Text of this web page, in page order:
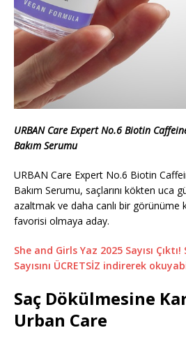
URBAN Care Expert No.6 Biotin
Bakım Serumu
URBAN Care Expert No.6 Biotin
Bakım Serumu, saçlarını kökten uca
azaltmak ve daha canlı bir görünüme
favorisi olmaya aday.
She and Girls Yaz 2025 Sayısı
Sayısını ÜCRETSİZ indirerek
Saç Dökülmesine
Urban Care